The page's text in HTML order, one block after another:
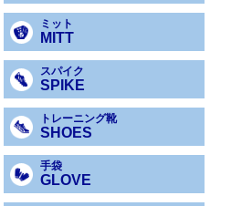
ミット
MITT
スパイク
SPIKE
トレーニング靴
SHOES
手袋
GLOVE